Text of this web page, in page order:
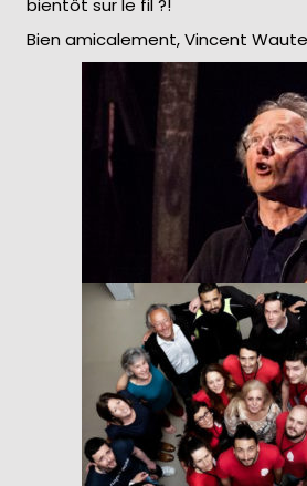
bientôt sur le fil ?!
Bien amicalement, Vincent